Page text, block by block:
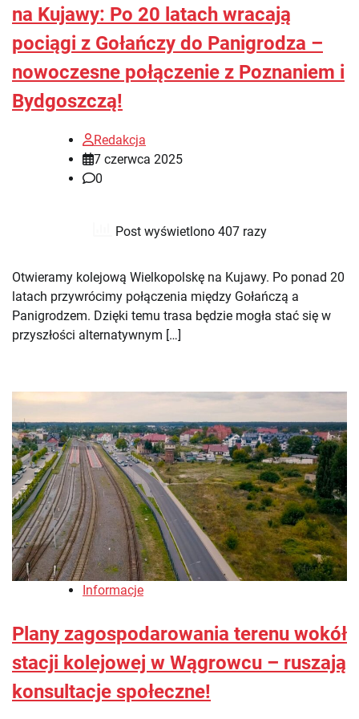
na Kujawy: Po 20 latach wracają
pociągi z Gołańczy do Panigrodza –
nowoczesne połączenie z Poznaniem i
Bydgoszczą!
Redakcja
7 czerwca 2025
0
Post wyświetlono 407 razy
Otwieramy kolejową Wielkopolskę na Kujawy. Po ponad 20
latach przywrócimy połączenia między Gołańczą a
Panigrodzem. Dzięki temu trasa będzie mogła stać się w
przyszłości alternatywnym […]
Informacje
Plany zagospodarowania terenu wokół
stacji kolejowej w Wągrowcu – ruszają
konsultacje społeczne!